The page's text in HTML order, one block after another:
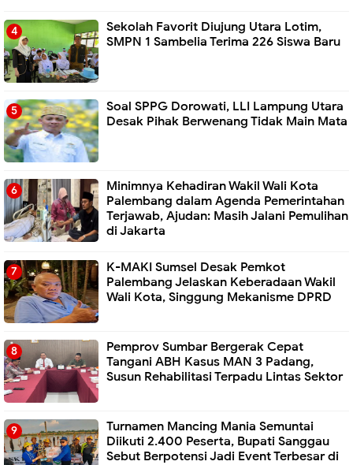
Sekolah Favorit Diujung Utara Lotim,
SMPN 1 Sambelia Terima 226 Siswa Baru ‎
Soal SPPG Dorowati, LLI Lampung Utara
Desak Pihak Berwenang Tidak Main Mata
Minimnya Kehadiran Wakil Wali Kota
Palembang dalam Agenda Pemerintahan
Terjawab, Ajudan: Masih Jalani Pemulihan
di Jakarta
K-MAKI Sumsel Desak Pemkot
Palembang Jelaskan Keberadaan Wakil
Wali Kota, Singgung Mekanisme DPRD
Pemprov Sumbar Bergerak Cepat
Tangani ABH Kasus MAN 3 Padang,
Susun Rehabilitasi Terpadu Lintas Sektor
Turnamen Mancing Mania Semuntai
Diikuti 2.400 Peserta, Bupati Sanggau
Sebut Berpotensi Jadi Event Terbesar di